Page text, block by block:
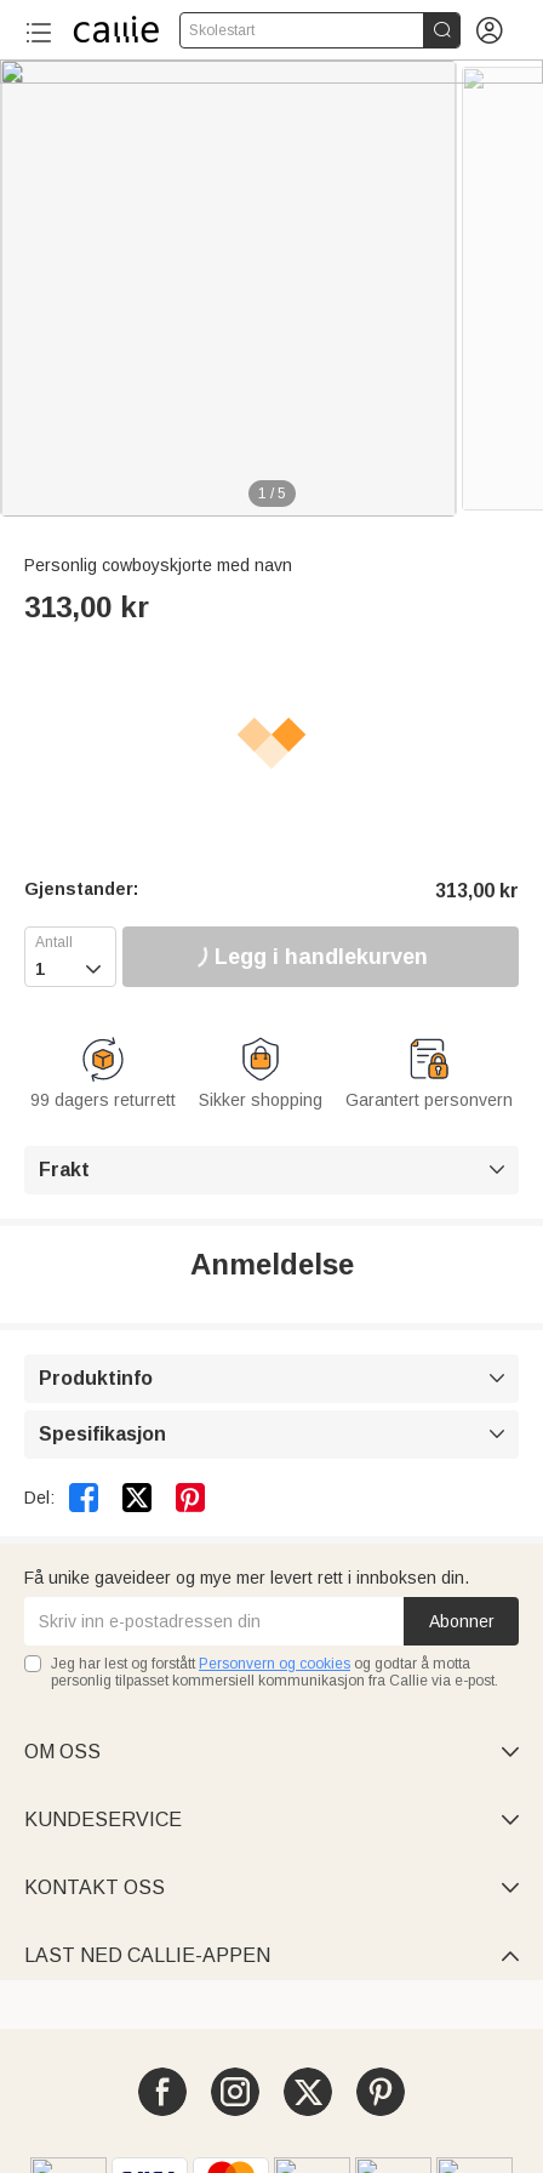
Skolestart  
1 / 5
Personlig cowboyskjorte med navn
313,00 kr
Gjenstander: 313,00 kr
 Legg i handlekurven
99 dagers returrett Sikker shopping Garantert personvern
Frakt 
Anmeldelse
Produktinfo 
Spesifikasjon 
Del:  
Få unike gaveideer og mye mer levert rett i innboksen din.
Abonner
Jeg har lest og forstått Personvern og cookies og godtar å motta
personlig tilpasset kommersiell kommunikasjon fra Callie via e-post.
OM OSS 
KUNDESERVICE 
KONTAKT OSS 
LAST NED CALLIE-APPEN 